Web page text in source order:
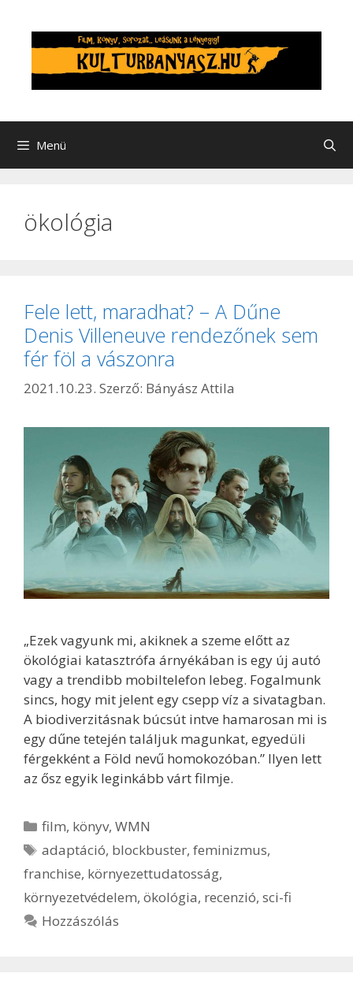
tartalomba
Menü
ökológia
Fele lett, maradhat? – A Dűne
Denis Villeneuve rendezőnek sem
fér föl a vászonra
2021.10.23. Szerző: Bányász Attila
„Ezek vagyunk mi, akiknek a szeme előtt az
ökológiai katasztrófa árnyékában is egy új autó
vagy a trendibb mobiltelefon lebeg. Fogalmunk
sincs, hogy mit jelent egy csepp víz a sivatagban.
A biodiverzitásnak búcsút intve hamarosan mi is
egy dűne tetején találjuk magunkat, egyedüli
férgekként a Föld nevű homokozóban.” Ilyen lett
az ősz egyik leginkább várt filmje.
Kategória
film, könyv,WMN
Címkék
adaptáció, blockbuster,feminizmus,
franchise, környezettudatosság,
környezetvédelem, ökológia, recenzió, sci-fi
Hozzászólás